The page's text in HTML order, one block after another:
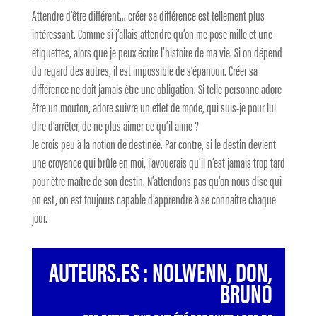
Attendre d’être différent… créer sa différence est tellement plus
intéressant. Comme si j’allais attendre qu’on me pose mille et une
étiquettes, alors que je peux écrire l’histoire de ma vie. Si on dépend
du regard des autres, il est impossible de s’épanouir. Créer sa
différence ne doit jamais être une obligation. Si telle personne adore
être un mouton, adore suivre un effet de mode, qui suis-je pour lui
dire d’arrêter, de ne plus aimer ce qu’il aime ?
Je crois peu à la notion de destinée. Par contre, si le destin devient
une croyance qui brûle en moi, j’avouerais qu’il n’est jamais trop tard
pour être maître de son destin. N’attendons pas qu’on nous dise qui
on est, on est toujours capable d’apprendre à se connaitre chaque
jour.
AUTEURS.ES : NOLWENN, DON,
BRUNO